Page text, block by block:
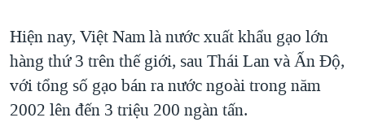
Hiện nay, Việt Nam là nước xuất khẩu gạo lớn
hàng thứ 3 trên thế giới, sau Thái Lan và Ấn Ðộ,
với tổng số gạo bán ra nước ngoài trong năm
2002 lên đến 3 triệu 200 ngàn tấn.